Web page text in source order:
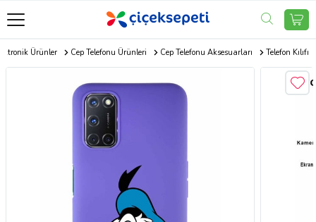
Ürünler Cep Telefonu Ürünleri Cep Telefonu Aksesuarları Telefon Kılıfı